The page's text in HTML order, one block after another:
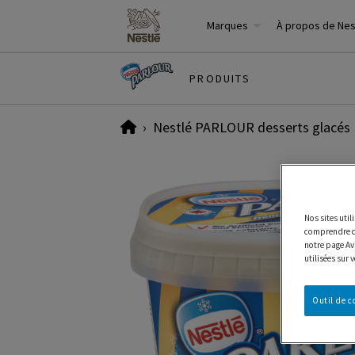
Marques À propos de
PRODUITS
HomeNestlé PARLOUR desserts glacés
Nos sites
comprendre
notre page
utilisées sur
Outil de